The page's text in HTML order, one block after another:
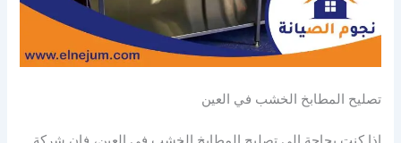
تصليح المطابخ الخشب في العين